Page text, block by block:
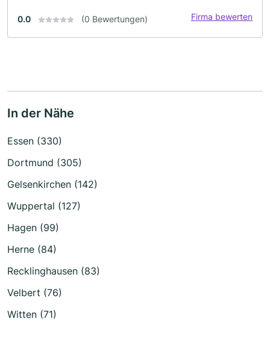
0.0 (0 Bewertungen) Firma bewerten
In der Nähe
Essen (330)
Dortmund (305)
Gelsenkirchen (142)
Wuppertal (127)
Hagen (99)
Herne (84)
Recklinghausen (83)
Velbert (76)
Witten (71)